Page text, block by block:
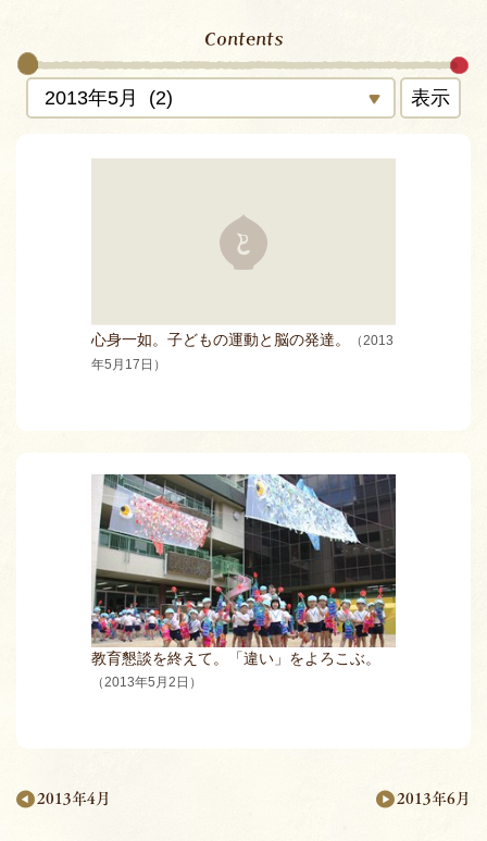
Contents
表示
心身一如。子どもの運動と脳の発達。
（2013
年5月17日）
教育懇談を終えて。「違い」をよろこぶ。
（2013年5月2日）
2013年4月 2013年6月